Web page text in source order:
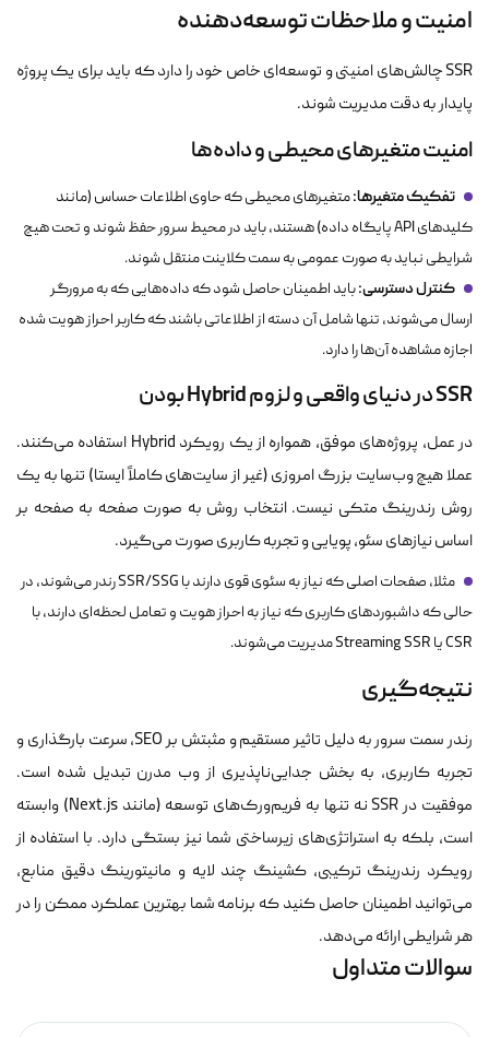
امنیت و ملاحظات توسعه‌دهنده
SSR چالش‌های امنیتی و توسعه‌ای خاص خود را دارد که باید برای یک پروژه
پایدار به دقت مدیریت شوند.
امنیت متغیرهای محیطی و داده‌ها
تفکیک متغیرها:متغیرهای محیطی که حاوی اطلاعات حساس (مانند
کلیدهای API پایگاه داده) هستند، باید در محیط سرور حفظ شوند و تحت هیچ
شرایطی نباید به صورت عمومی به سمت کلاینت منتقل شوند.
کنترل دسترسی:باید اطمینان حاصل شود که داده‌هایی که به مرورگر
ارسال می‌شوند، تنها شامل آن دسته از اطلاعاتی باشند که کاربر احراز هویت شده
اجازه مشاهده آن‌ها را دارد.
SSR در دنیای واقعی و لزوم Hybrid بودن
در عمل، پروژه‌های موفق، همواره از یک رویکرد Hybrid استفاده می‌کنند.
عملا هیچ وب‌سایت بزرگ امروزی (غیر از سایت‌های کاملاً ایستا) تنها به یک
روش رندرینگ متکی نیست. انتخاب روش به صورت صفحه به صفحه بر
اساس نیازهای سئو، پویایی و تجربه کاربری صورت می‌گیرد.
مثلا، صفحات اصلی که نیاز به سئوی قوی دارند با SSR/SSG رندر می‌شوند، در
حالی که داشبوردهای کاربری که نیاز به احراز هویت و تعامل لحظه‌ای دارند، با
CSR یا Streaming SSR مدیریت می‌شوند.
نتیجه‌گیری
رندر سمت سرور به دلیل تاثیر مستقیم و مثبتش بر SEO، سرعت بارگذاری و
تجربه کاربری، به بخش جدایی‌ناپذیری از وب مدرن تبدیل شده است.
موفقیت در SSR نه تنها به فریم‌ورک‌های توسعه (مانند Next.js) وابسته
است، بلکه به استراتژی‌های زیرساختی شما نیز بستگی دارد. با استفاده از
رویکرد رندرینگ ترکیبی، کشینگ چند لایه و مانیتورینگ دقیق منابع،
می‌توانید اطمینان حاصل کنید که برنامه شما بهترین عملکرد ممکن را در
هر شرایطی ارائه می‌دهد.
سوالات متداول